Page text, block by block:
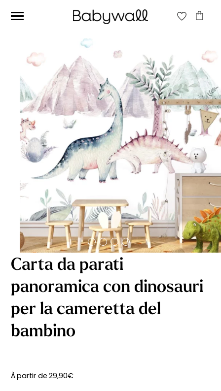
Carta da parati
panoramica con dinosauri
per la cameretta del
bambino
À partir de29,90€